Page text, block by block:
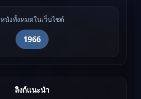
หนังทั้งหมดในเว็บไซต์
1966
ลิงก์แนะนำ